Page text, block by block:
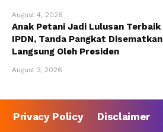
August 4, 2026
Anak Petani Jadi Lulusan Terbaik
IPDN, Tanda Pangkat Disematkan
Langsung Oleh Presiden
August 3, 2026
Privacy Policy
Disclaimer